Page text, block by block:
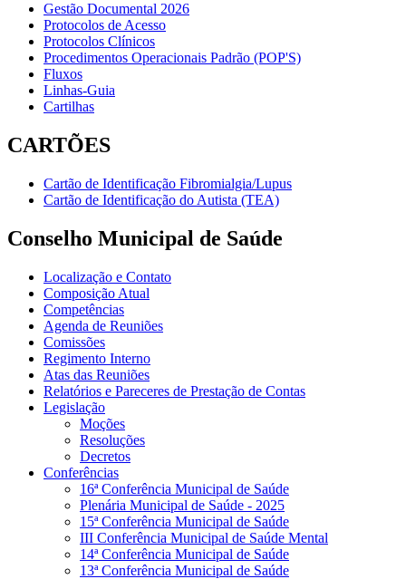
Gestão Documental 2026
Protocolos de Acesso
Protocolos Clínicos
Procedimentos Operacionais Padrão (POP'S)
Fluxos
Linhas-Guia
Cartilhas
CARTÕES
Cartão de Identificação Fibromialgia/Lupus
Cartão de Identificação do Autista (TEA)
Conselho Municipal de Saúde
Localização e Contato
Composição Atual
Competências
Agenda de Reuniões
Comissões
Regimento Interno
Atas das Reuniões
Relatórios e Pareceres de Prestação de Contas
Legislação
Moções
Resoluções
Decretos
Conferências
16ª Conferência Municipal de Saúde
Plenária Municipal de Saúde - 2025
15ª Conferência Municipal de Saúde
III Conferência Municipal de Saúde Mental
14ª Conferência Municipal de Saúde
13ª Conferência Municipal de Saúde